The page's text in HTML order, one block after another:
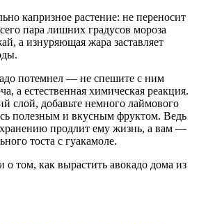
капризное растение: не переносит
пара лишних градусов мороза
а изнуряющая жара заставляет
потемнел — не спешите с ним
а естественная химическая реакция.
слой, добавьте немного лаймового
полезным и вкусным фруктом. Ведь
продлит ему жизнь, а вам —
тоста с гуакамоле.
о том, как вырастить авокадо дома из